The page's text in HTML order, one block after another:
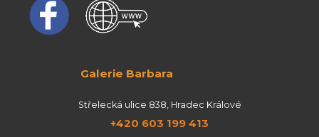
Galerie Barbara
Střelecká ulice 838, Hradec Králové
+420 603 199 413